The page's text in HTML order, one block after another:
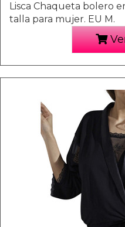
Lisca Chaqueta bolero
talla para mujer. EU M.